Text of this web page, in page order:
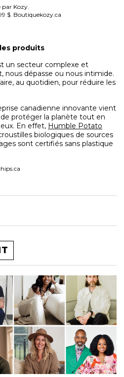
Kozy.
$. Boutiquekozy.ca
produits
un secteur complexe et
nous dépasse ou nous intimide.
au quotidien, pour réduire les
canadienne innovante vient
protéger la planète tout en
En effet, Humble Potato
biologiques de sources
sont certifiés sans plastique